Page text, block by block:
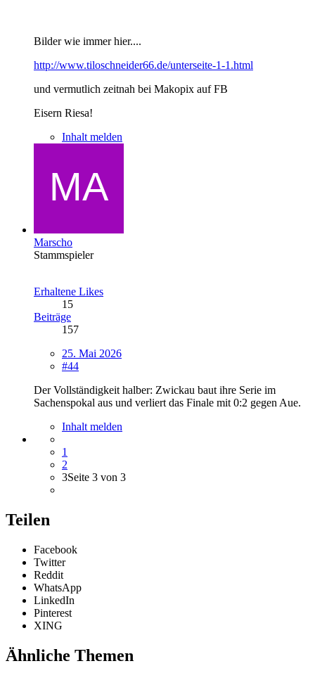
Bilder wie immer hier....
http://www.tiloschneider66.de/unterseite-1-1.html
und vermutlich zeitnah bei Makopix auf FB
Eisern Riesa!
Inhalt melden
Marscho
Stammspieler
Erhaltene Likes
15
Beiträge
157
25. Mai 2026
#44
Der Vollständigkeit halber: Zwickau baut ihre Serie im
Sachenspokal aus und verliert das Finale mit 0:2 gegen Aue.
Inhalt melden
1
2
3Seite 3 von 3
Teilen
Facebook
Twitter
Reddit
WhatsApp
LinkedIn
Pinterest
XING
Ähnliche Themen